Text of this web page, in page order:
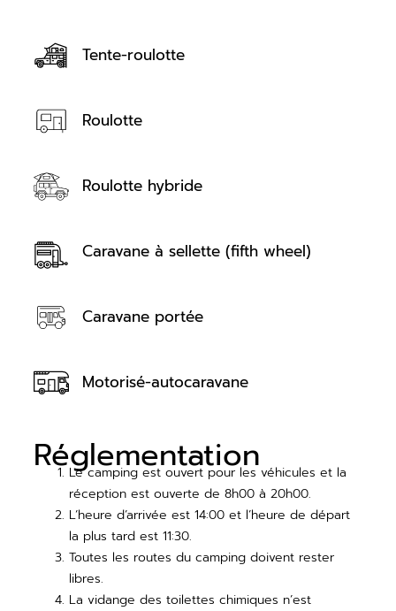
Tente-roulotte
Roulotte
Roulotte hybride
Caravane à sellette (fifth wheel)
Caravane portée
Motorisé-autocaravane
Réglementation
Le camping est ouvert pour les véhicules et la
réception est ouverte de 8h00 à 20h00.
L’heure d’arrivée est 14:00 et l’heure de départ
la plus tard est 11:30.
Toutes les routes du camping doivent rester
libres.
La vidange des toilettes chimiques n’est